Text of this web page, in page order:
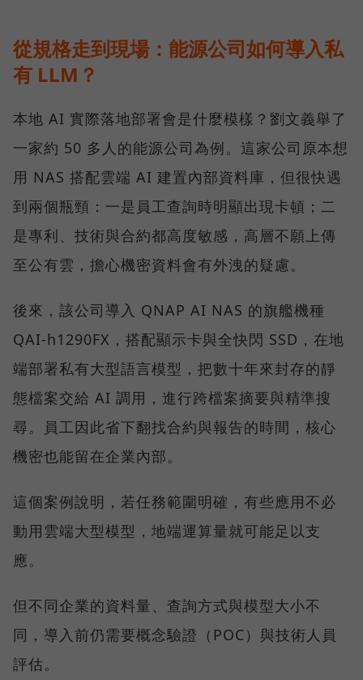
從規格走到現場：能源公司如何導入私
有 LLM？
本地 AI 實際落地部署會是什麼模樣？劉文義舉了
一家約 50 多人的能源公司為例。這家公司原本想
用 NAS 搭配雲端 AI 建置內部資料庫，但很快遇
到兩個瓶頸：一是員工查詢時明顯出現卡頓；二
是專利、技術與合約都高度敏感，高層不願上傳
至公有雲，擔心機密資料會有外洩的疑慮。
後來，該公司導入 QNAP AI NAS 的旗艦機種
QAI-h1290FX，搭配顯示卡與全快閃 SSD，在地
端部署私有大型語言模型，把數十年來封存的靜
態檔案交給 AI 調用，進行跨檔案摘要與精準搜
尋。員工因此省下翻找合約與報告的時間，核心
機密也能留在企業內部。
這個案例說明，若任務範圍明確，有些應用不必
動用雲端大型模型，地端運算量就可能足以支
應。
但不同企業的資料量、查詢方式與模型大小不
同，導入前仍需要概念驗證（POC）與技術人員
評估。